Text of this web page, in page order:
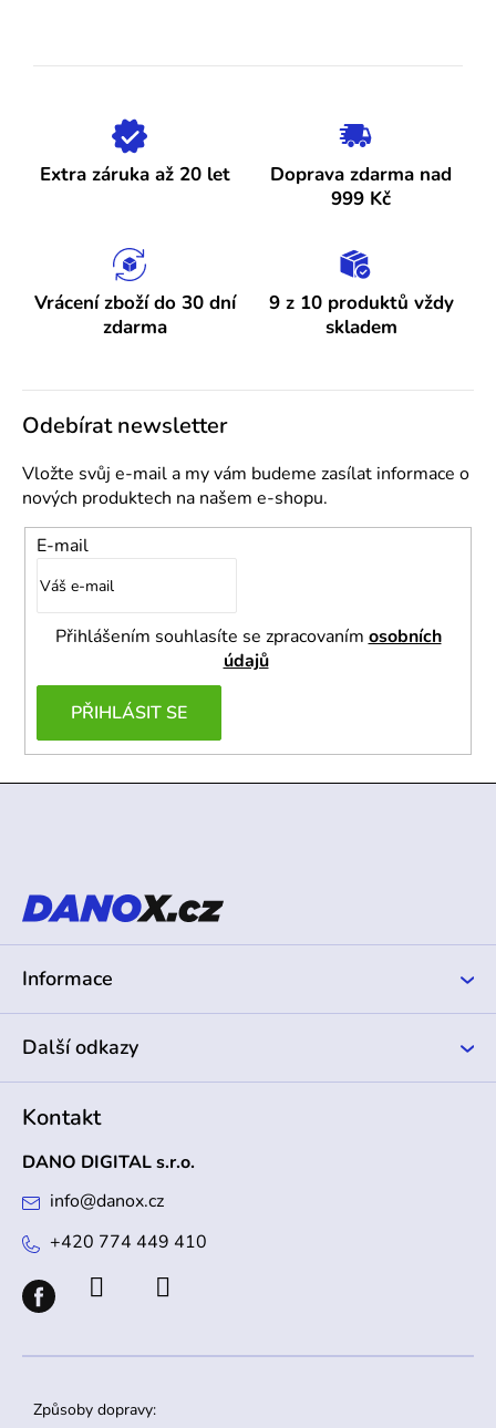
Extra záruka až 20 let
Doprava zdarma nad
999 Kč
Vrácení zboží do 30 dní
zdarma
9 z 10 produktů vždy
skladem
Odebírat newsletter
Vložte svůj e-mail a my vám budeme zasílat informace o
nových produktech na našem e-shopu.
E-mail
Přihlášením souhlasíte se zpracovaním osobních
údajů
PŘIHLÁSIT SE
t
Informace
Další odkazy
Kontakt
DANO DIGITAL s.r.o.
info@danox.cz
+420 774 449 410
Způsoby dopravy: